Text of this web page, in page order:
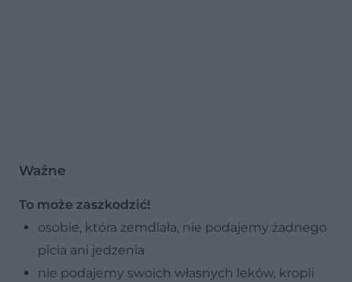
Ważne
To może zaszkodzić!
osobie, która zemdlała, nie podajemy żadnego
picia ani jedzenia
nie podajemy swoich własnych leków, kropli